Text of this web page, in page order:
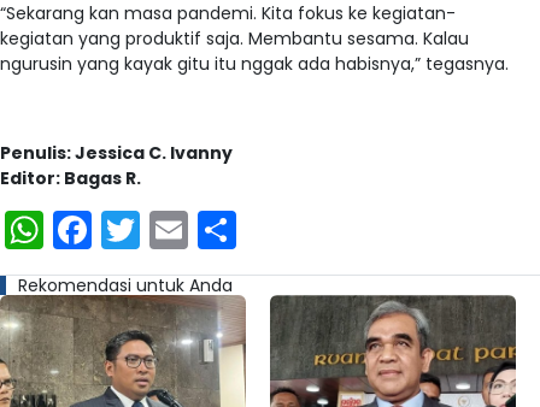
“Sekarang kan masa pandemi. Kita fokus ke kegiatan-
kegiatan yang produktif saja. Membantu sesama. Kalau
ngurusin yang kayak gitu itu nggak ada habisnya,” tegasnya.
Penulis: Jessica C. Ivanny
Editor: Bagas R.
WhatsApp
Facebook
Twitter
Email
Rekomendasi untuk Anda